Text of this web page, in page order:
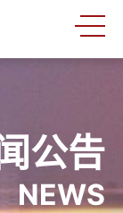
公告
NEWS